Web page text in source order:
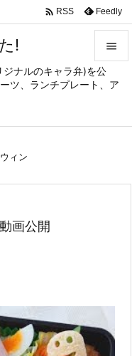
!
ナルのキャラ弁)を公
ツ、ランチプレート、ア


メニュ
サイド

 RSS Feedly
ィン
画公開